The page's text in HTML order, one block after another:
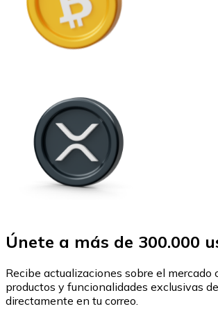
Únete a más de 300.000
Recibe actualizaciones sobre el mercado
productos y funcionalidades exclusivas
directamente en tu correo.